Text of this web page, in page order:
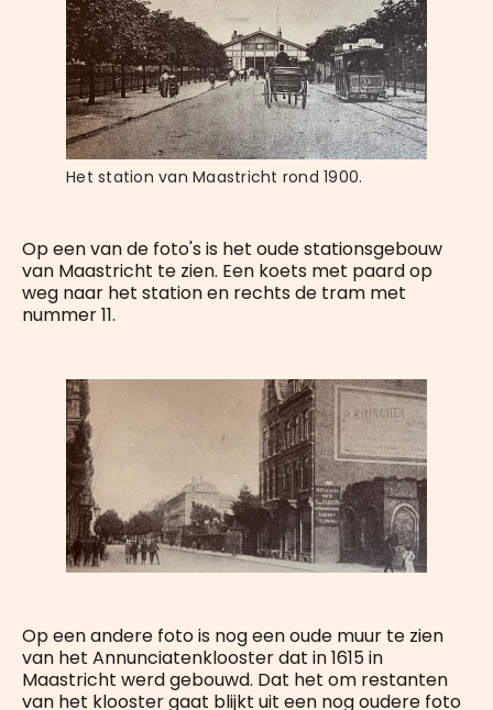
Het station van Maastricht rond 1900.
Op een van de foto's is het oude stationsgebouw
van Maastricht te zien. Een koets met paard op
weg naar het station en rechts de tram met
nummer 11.
Op een andere foto is nog een oude muur te zien
van het Annunciatenklooster dat in 1615 in
Maastricht werd gebouwd. Dat het om restanten
van het klooster gaat blijkt uit een nog oudere foto